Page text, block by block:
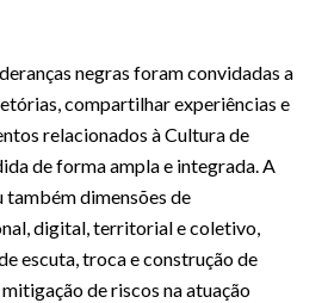
negras foram convidadas a
compartilhar experiências e
relacionados à Cultura de
de forma ampla e integrada. A
dimensões de
digital, territorial e coletivo,
escuta, troca e construção de
de riscos na atuação